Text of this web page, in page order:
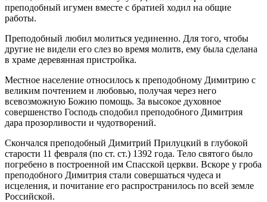
преподобный игумен вместе с братией ходил на общие
работы.
Преподобный любил молиться уединенно. Для того, чтобы
другие не видели его слез во время молитв, ему была сделана
в храме деревянная пристройка.
Местное население относилось к преподобному Димитрию с
великим почтением и любовью, получая через него
всевозможную Божию помощь. За высокое духовное
совершенство Господь сподобил преподобного Димитрия
дара прозорливости и чудотворений.
Скончался преподобный Димитрий Прилуцкий в глубокой
старости 11 февраля (по ст. ст.) 1392 года. Тело святого было
погребено в построенной им Спасской церкви. Вскоре у гроба
преподобного Димитрия стали совершаться чудеса и
исцеления, и почитание его распространилось по всей земле
Российской.